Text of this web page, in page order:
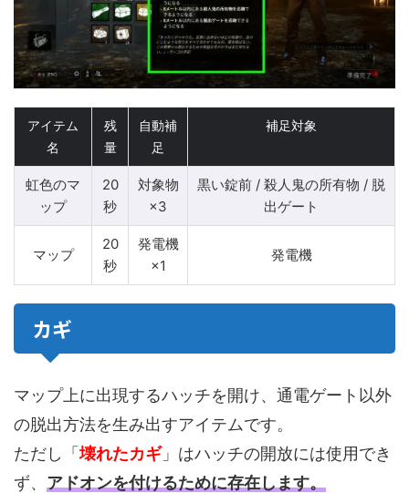
アイテム
名
残
量
自動補
足
補足対象
虹色のマ
ップ
20
秒
対象物
×3
黒い錠前 / 殺人鬼の所有物 / 脱
出ゲート
マップ
20
秒
発電機
×1
発電機
カギ
マップ上に出現するハッチを開け、通電ゲート以外
の脱出方法を生み出すアイテムです。
ただし「壊れたカギ」はハッチの開放には使用でき
ず、 アドオンを付けるために存在します。